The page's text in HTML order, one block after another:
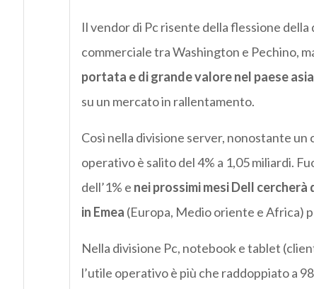
Il vendor di Pc risente della flessione della
commerciale tra Washington e Pechino,
portata e di grande valore nel paese
su un mercato in rallentamento.
Così nella divisione server, nonostante un
operativo è salito del 4% a 1,05 miliardi.
dell’1% e nei prossimi mesi Dell
in Emea (Europa, Medio oriente e Africa)
Nella divisione Pc, notebook e tablet
l’utile operativo è più che raddoppiato a